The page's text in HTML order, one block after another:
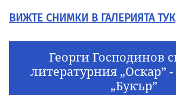
ВИЖТЕ СНИМКИ В ГАЛЕРИЯТА ТУК
Георги Господинов
литературния „Оскар” -
„Букър”